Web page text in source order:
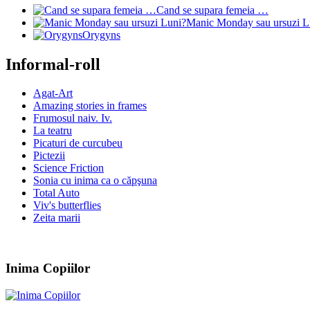
Cand se supara femeia …
Manic Monday sau ursuzi
Orygyns
Informal-roll
Agat-Art
Amazing stories in frames
Frumosul naiv. Iv.
La teatru
Picaturi de curcubeu
Pictezii
Science Friction
Sonia cu inima ca o căpşuna
Total Auto
Viv's butterflies
Zeita marii
Inima Copiilor